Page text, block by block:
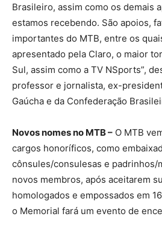
Brasileiro, assim como os demais
estamos recebendo. São apoios,
importantes do MTB, entre os
apresentado pela Claro, o maior
Sul, assim como a TV NSports”,
professor e jornalista, ex-
Gaúcha e da Confederação
Novos nomes no MTB – O MTB
cargos honoríficos, como
cônsules/consulesas e padrinhos/
novos membros, após aceitarem
homologados e empossados em
o Memorial fará um evento de